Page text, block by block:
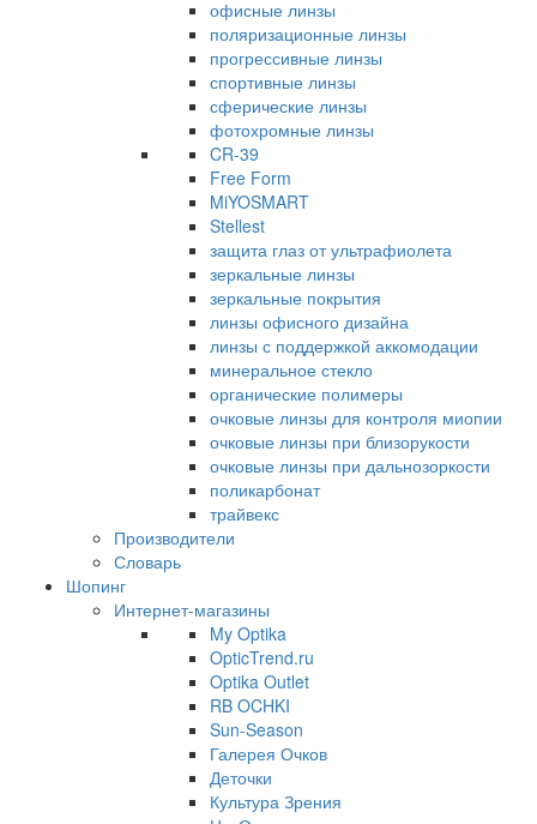
офисные линзы
поляризационные линзы
прогрессивные линзы
спортивные линзы
сферические линзы
фотохромные линзы
CR-39
Free Form
MiYOSMART
Stellest
защита глаз от ультрафиолета
зеркальные линзы
зеркальные покрытия
линзы офисного дизайна
линзы с поддержкой аккомодации
минеральное стекло
органические полимеры
очковые линзы для контроля миопии
очковые линзы при близорукости
очковые линзы при дальнозоркости
поликарбонат
трайвекс
Производители
Словарь
Шопинг
Интернет-магазины
My Optika
OpticTrend.ru
Optika Outlet
RB OCHKI
Sun-Season
Галерея Очков
Деточки
Культура Зрения